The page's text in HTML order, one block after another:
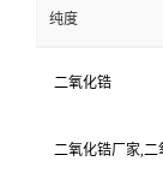
纯度
二氧化锆
二氧化锆厂家,二